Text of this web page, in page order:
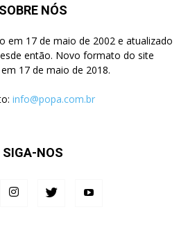
SOBRE NÓS
em 17 de maio de 2002 e atualizado
então. Novo formato do site
17 de maio de 2018.
info@popa.com.br
SIGA-NOS